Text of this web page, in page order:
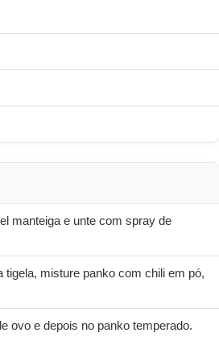
manteiga e unte com spray de
misture panko com chili em pó,
ovo e depois no panko temperado.